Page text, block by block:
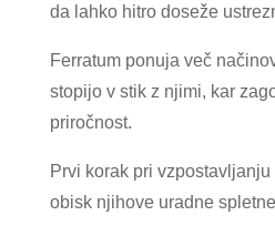
da lahko hitro doseže
Ferratum ponuja več
stopijo v stik z njimi, kar
priročnost.
Prvi korak pri
obisk njihove uradne